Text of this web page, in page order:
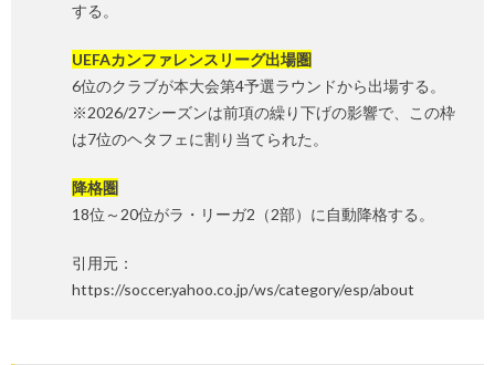
する。
UEFAカンファレンスリーグ出場圏
6位のクラブが本大会第4予選ラウンドから出場する。
※2026/27シーズンは前項の繰り下げの影響で、この枠
は7位のヘタフェに割り当てられた。
降格圏
18位～20位がラ・リーガ2（2部）に自動降格する。
引用元：
https://soccer.yahoo.co.jp/ws/category/esp/about